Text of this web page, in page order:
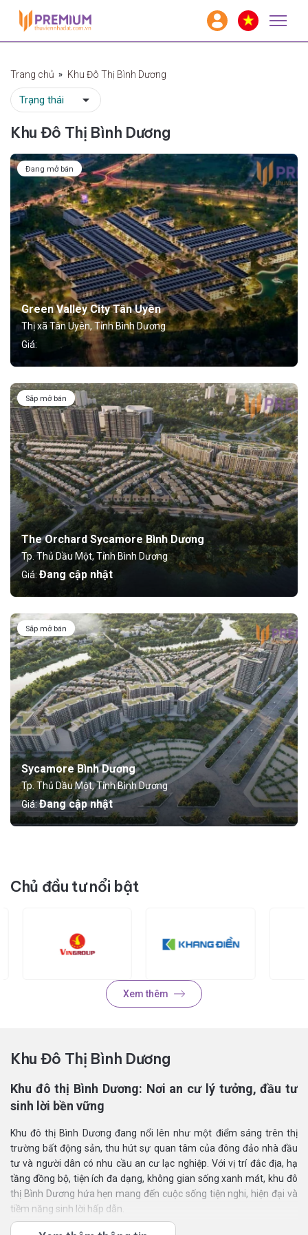
Trang chủ Khu Đô Thị Bình Dương
Khu Đô Thị Bình Dương
Đang mở bán
Green Valley City Tân Uyên
Thị xã Tân Uyên, Tỉnh Bình Dương
Giá:
Sắp mở bán
The Orchard Sycamore Bình Dương
Tp. Thủ Dầu Một, Tỉnh Bình Dương
Giá: Đang cập nhật
Sắp mở bán
Sycamore Bình Dương
Tp. Thủ Dầu Một, Tỉnh Bình Dương
Giá:Đang cập nhật
Chủ đầu tư nổi bật
Xem thêm
Khu Đô Thị Bình Dương
Khu đô thị Bình Dương: Nơi an cư lý tưởng, đầu tư
sinh lời bền vững
Khu đô thị Bình Dương đang nổi lên như một điểm sáng trên thị
trường bất động sản, thu hút sự quan tâm của đông đảo nhà đầu
tư và người dân có nhu cầu an cư lạc nghiệp. Với vị trí đắc địa, hạ
tầng đồng bộ, tiện ích đa dạng, không gian sống xanh mát, khu đô
thị Bình Dương hứa hẹn mang đến cuộc sống tiện nghi, hiện đại và
tiềm năng sinh lời hấp dẫn.